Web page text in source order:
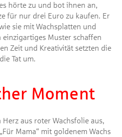
hörte zu und bot ihnen an,
für nur drei Euro zu kaufen. Er
sie mit Wachsplatten und
einzigartiges Muster schaffen
Zeit und Kreativität setzten die
Tat um.
Moment
aus roter Wachsfolie aus,
Mama“ mit goldenem Wachs